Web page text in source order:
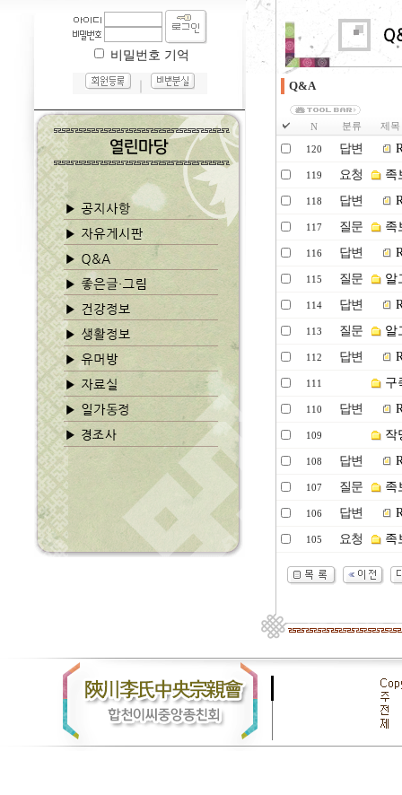
비밀번호 기억
Q&A
N 분류 제목
120 답변
119 요청 족
118 답변
117 질문 족
116 답변
115 질문 알
114 답변
113 질문 알
112 답변
111 구
110 답변
109 작
108 답변
107 질문 족
106 답변
105 요청 족